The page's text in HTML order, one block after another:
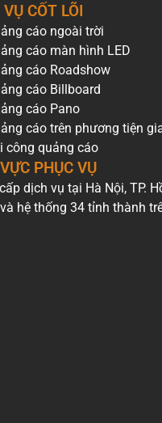
VỤ CỐT LÕI
cáo ngoài trời
cáo màn hình LED
cáo Roadshow
cáo Billboard
cáo Pano
cáo trên phương tiện
công quảng cáo
PHỤC VỤ
dịch vụ tại Hà Nội, TP.
hệ thống 34 tỉnh thành